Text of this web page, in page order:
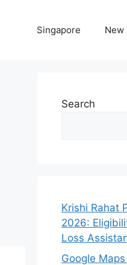
Singapore New
Search
Krishi Rahat
2026:
Loss
Google